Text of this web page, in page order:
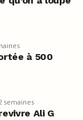
à 500
semaines
Ali G